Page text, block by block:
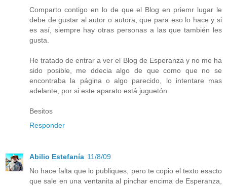
Comparto contigo en lo de que el Blog en priemr lugar le
debe de gustar al autor o autora, que para eso lo hace y si
es así, siempre hay otras personas a las que también les
gusta.
He tratado de entrar a ver el Blog de Esperanza y no me ha
sido posible, me ddecia algo de que como que no se
encontraba la página o algo parecido, lo intentare mas
adelante, por si este aparato está juguetón.
Besitos
Responder
Abilio Estefanía 11/8/09
No hace falta que lo publiques, pero te copio el texto esacto
que sale en una ventanita al pinchar encima de Esperanza,